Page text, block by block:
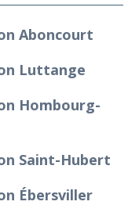
Aboncourt
Luttange
Hombourg-
Saint-Hubert
Ébersviller